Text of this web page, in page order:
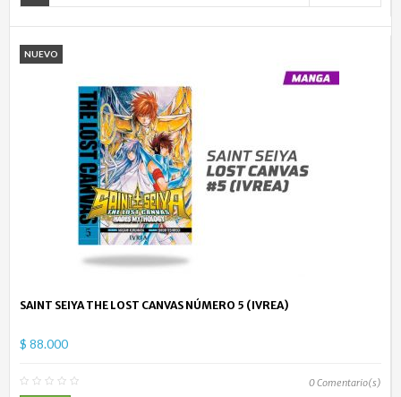
NUEVO
SAINT SEIYA THE LOST CANVAS NÚMERO 5 (IVREA)
$ 88.000
0Comentario(s)